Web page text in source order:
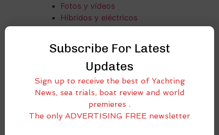
Fotos y vídeos
Híbridos y eléctricos
Historias en el muelle
MAXI RIB & LUXURY OPEN
CRUISER
Mega yates y super yates
Metstrade Ámsterdam
Motores
Navegantes
Noticias
Subscribe For Latest
Updates
Sign up to receive the best of Yachting
News, sea trials, boat review and world
premieres .
The only ADVERTISING FREE newsletter